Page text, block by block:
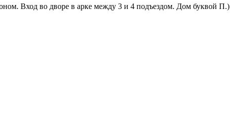
Вход во дворе в арке между 3 и 4 подъездом. Дом буквой П.)